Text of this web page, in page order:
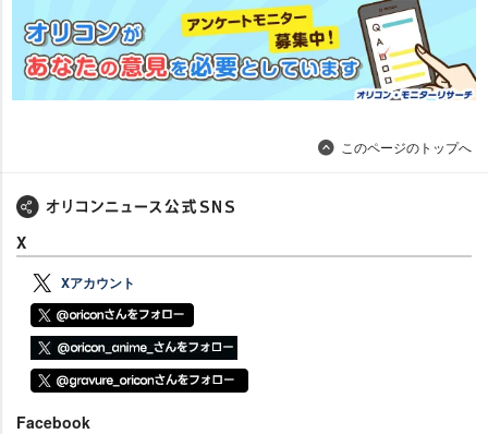
このページのトップへ
X
Xアカウント
Facebook